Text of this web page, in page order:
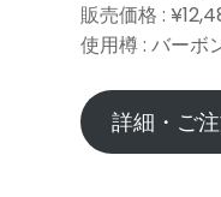
販売価格 :
使用樽 : バーボ
詳細・ご